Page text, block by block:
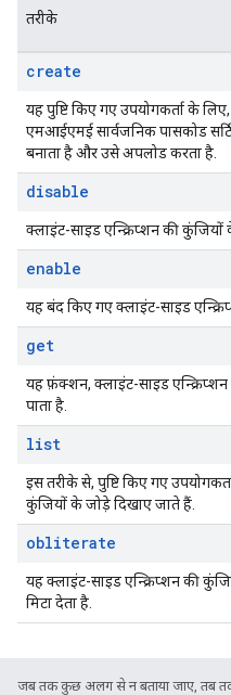
तरीके
create
यह पुष्टि किए गए उपयोगकर्ता के
एमआईएमई सार्वजनिक पासकोड
बनाता है और उसे अपलोड करता है.
disable
क्लाइंट-साइड एन्क्रिप्शन की
enable
यह बंद किए गए क्लाइंट-साइड
get
यह फ़ंक्शन, क्लाइंट-साइड
पाता है.
list
इस तरीके से, पुष्टि किए गए
कुंजियों के जोड़े दिखाए जाते हैं.
obliterate
यह क्लाइंट-साइड एन्क्रिप्शन की
मिटा देता है.
जब तक कुछ अलग से न बताया जाए, तब